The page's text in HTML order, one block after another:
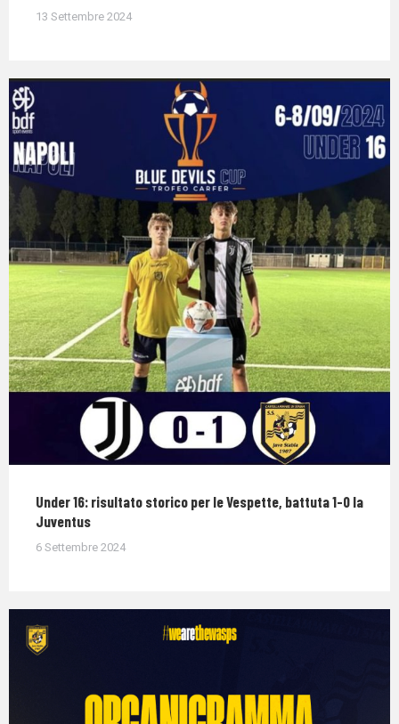
13 Settembre 2024
Under 16: risultato storico per le Vespette, battuta 1-0 la
Juventus
6 Settembre 2024